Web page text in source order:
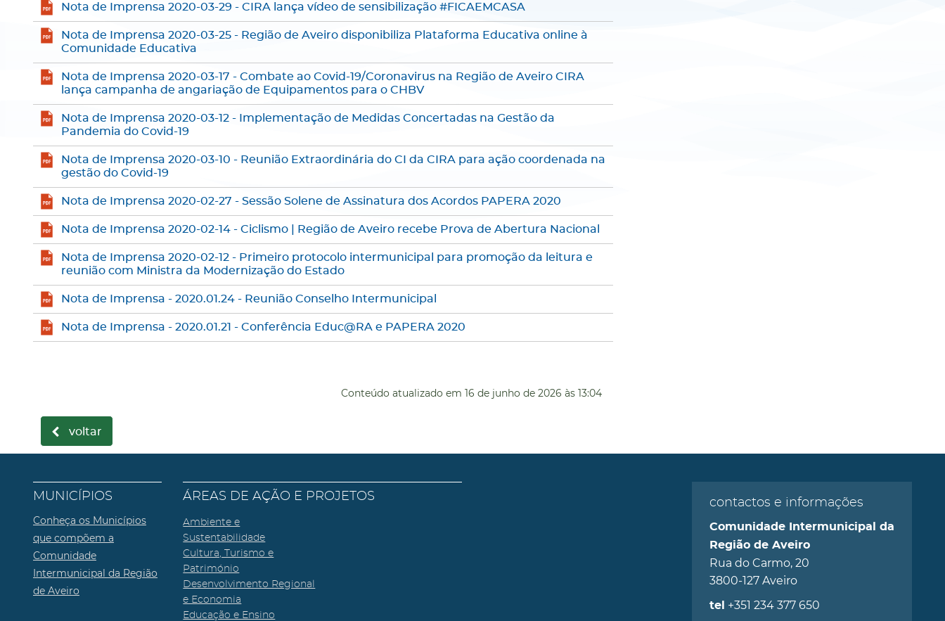
Nota de Imprensa 2020-03-29 - CIRA lança vídeo de sensibilização #FICAEMCASA
Nota de Imprensa 2020-03-25 - Região de Aveiro disponibiliza Plataforma Educativa online à
Comunidade Educativa
Nota de Imprensa 2020-03-17 - Combate ao Covid-19/Coronavirus na Região de Aveiro CIRA
lança campanha de angariação de Equipamentos para o CHBV
Nota de Imprensa 2020-03-12 - Implementação de Medidas Concertadas na Gestão da
Pandemia do Covid-19
Nota de Imprensa 2020-03-10 - Reunião Extraordinária do CI da CIRA para ação coordenada na
gestão do Covid-19
Nota de Imprensa 2020-02-27 - Sessão Solene de Assinatura dos Acordos PAPERA 2020
Nota de Imprensa 2020-02-14 - Ciclismo | Região de Aveiro recebe Prova de Abertura Nacional
Nota de Imprensa 2020-02-12 - Primeiro protocolo intermunicipal para promoção da leitura e
reunião com Ministra da Modernização do Estado
Nota de Imprensa - 2020.01.24 - Reunião Conselho Intermunicipal
Nota de Imprensa - 2020.01.21 - Conferência Educ@RA e PAPERA 2020
Conteúdo atualizado em 16 de junho de 2026 às 13:04
voltar
MUNICÍPIOS
Conheça os Municípios
que compõem a
Comunidade
Intermunicipal da Região
de Aveiro
ÁREAS DE AÇÃO E PROJETOS
Ambiente e
Sustentabilidade
Cultura, Turismo e
Património
Desenvolvimento Regional
e Economia
Educação e Ensino
contactos e informações
Comunidade Intermunicipal da
Região de Aveiro
Rua do Carmo, 20
3800-127 Aveiro
tel +351 234 377 650